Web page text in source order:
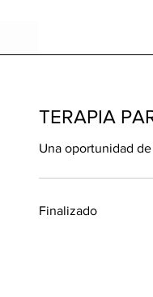
TERAPIA
Una oportunidad
Finalizado